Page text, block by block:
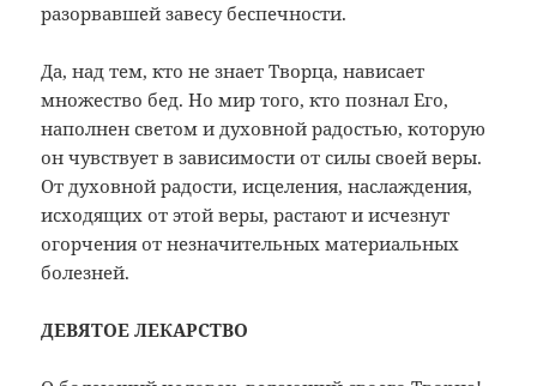
разорвавшей завесу беспечности.
Да, над тем, кто не знает Творца, нависает
множество бед. Но мир того, кто познал Его,
наполнен светом и духовной радостью, которую
он чувствует в зависимости от силы своей веры.
От духовной радости, исцеления, наслаждения,
исходящих от этой веры, растают и исчезнут
огорчения от незначительных материальных
болезней.
ДЕВЯТОЕ ЛЕКАРСТВО